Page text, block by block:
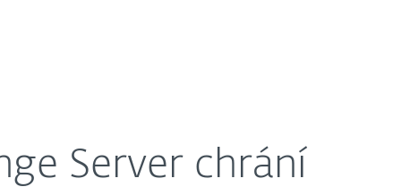
Server chrání